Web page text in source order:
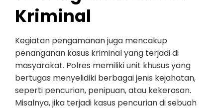
Kriminal
Kegiatan pengamanan juga mencakup
penanganan kasus kriminal yang terjadi di
masyarakat. Polres memiliki unit khusus yang
bertugas menyelidiki berbagai jenis kejahatan,
seperti pencurian, penipuan, atau kekerasan.
Misalnya, jika terjadi kasus pencurian di sebuah